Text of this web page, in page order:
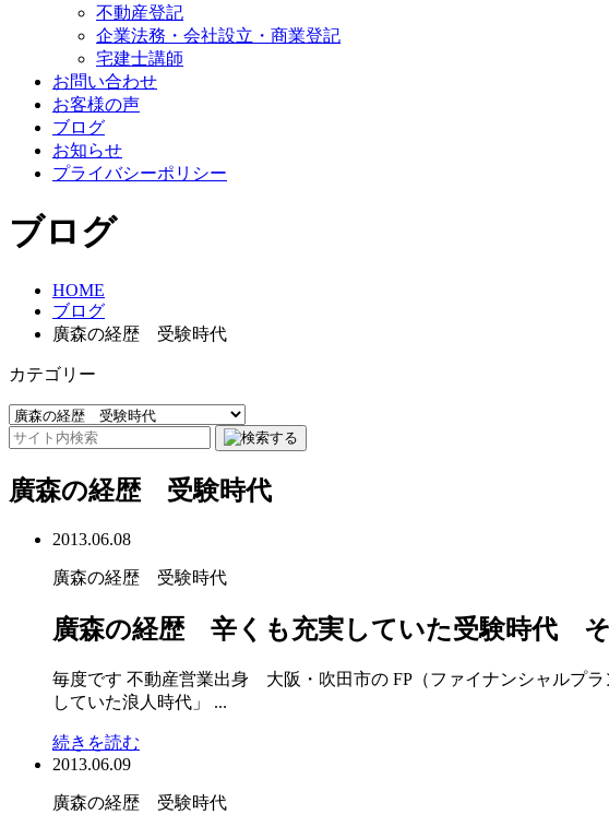
不動産登記
企業法務・会社設立・商業登記
宅建士講師
お問い合わせ
お客様の声
ブログ
お知らせ
プライバシーポリシー
ブログ
HOME
ブログ
廣森の経歴 受験時代
カテゴリー
廣森の経歴 受験時代
2013.06.08
廣森の経歴 受験時代
廣森の経歴 辛くも充実していた受験時代
毎度です 不動産営業出身 大阪・吹田市の FP（ファイナンシャルプ
していた浪人時代」 ...
続きを読む
2013.06.09
廣森の経歴 受験時代